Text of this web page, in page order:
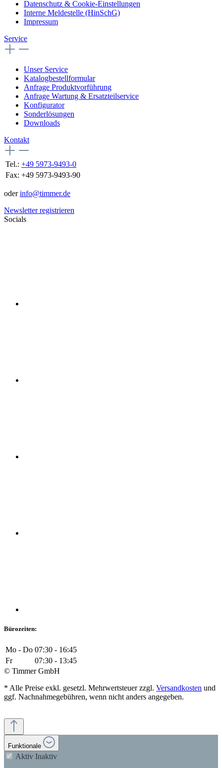
Datenschutz & Cookie-Einstellungen
Interne Meldestelle (HinSchG)
Impressum
Service
Unser Service
Katalogbestellformular
Anfrage Produktvorführung
Anfrage Wartung & Ersatzteilservice
Konfigurator
Sonderlösungen
Downloads
Kontakt
Tel.: +49 5973-9493-0
Fax: +49 5973-9493-90
oderinfo@timmer.de
Newsletter registrieren
Socials
Bürozeiten:
Mo - Do 07:30 - 16:45
Fr
07:30 - 13:45
© Timmer GmbH
* Alle Preise exkl. gesetzl. Mehrwertsteuer zzgl. Versandkosten und
ggf. Nachnahmegebühren, wenn nicht anders angegeben.
Funktionale
Aktiv Inaktiv